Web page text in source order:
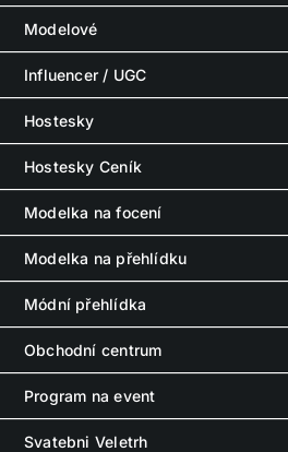
Modelové
Influencer / UGC
Hostesky
Hostesky Ceník
Modelka na focení
Modelka na přehlídku
Módní přehlídka
Obchodní centrum
Program na event
Svatebni Veletrh